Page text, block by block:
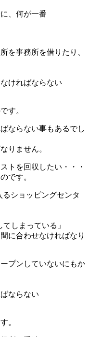
、何が一番
を事務所を借りたり、
ければならない
す。
ならない事もあるでし
りません。
トを回収したい・・・
です。
ショッピングセンタ
しまっている」
に合わせなければなり
プンしていないにもか
ならない
。